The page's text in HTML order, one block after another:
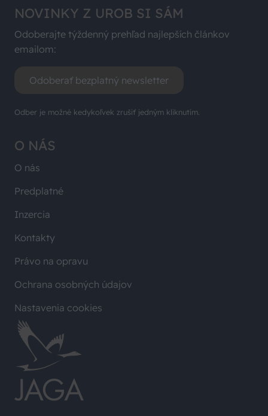
O NÁS
O nás
Predplatné
Inzercia
Kontakty
Právo na opravu
Ochrana osobných údajov
Nastavenia cookies
NOVINKY Z UROB SI SÁM
Odoberajte týždenný prehľad najlepších článkov
emailom:
Odoberať bezplatný newsletter
Odber je možné kedykoľvek zrušiť jedným kliknutím.